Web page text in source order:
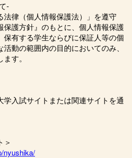
-
法律（個人情報保護法）」を遵守
保護方針』のもとに、個人情報保護
保有する学生ならびに保証人等の個
動の範囲内の目的においてのみ、
す。
入試サイトまたは関連サイトを通
＞
nyushika/